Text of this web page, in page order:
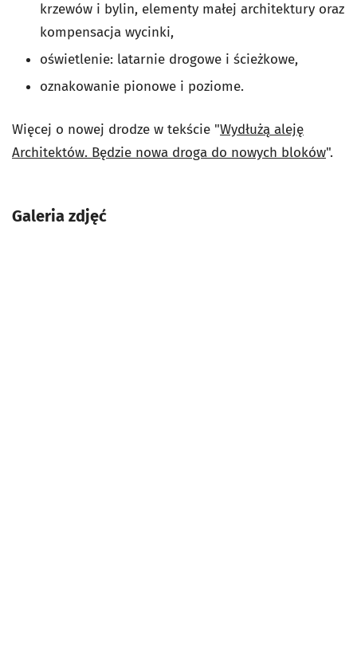
krzewów i bylin, elementy małej architektury oraz
kompensacja wycinki,
oświetlenie: latarnie drogowe i ścieżkowe,
oznakowanie pionowe i poziome.
Więcej o nowej drodze w tekście "Wydłużą aleję
Architektów. Będzie nowa droga do nowych bloków".
Galeria zdjęć